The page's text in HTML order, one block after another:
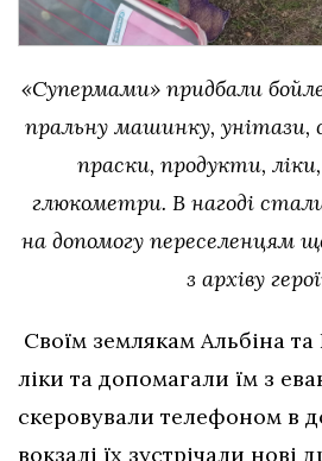
«Супермами» придбали
пральну машинку, унітази,
праски, продукти,
глюкометри. В нагоді
на допомогу переселенцям
з архіву
Своїм землякам Альбіна
ліки та допомагали їм з
скеровували телефоном в
вокзалі їх зустрічали нові